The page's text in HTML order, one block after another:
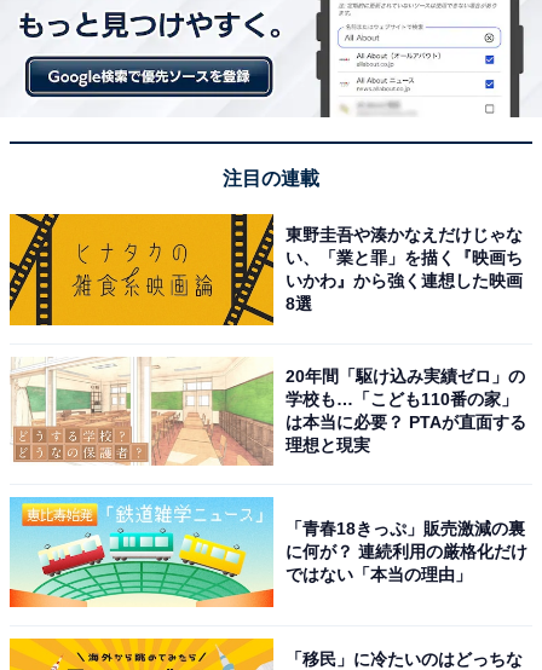
※回答者からのコメントは原文ママです
※記事内容は執筆時点のものです。最新の内容をご確認
ください
7位までのランキング結果を見る
こちらもおすすめ
注目の連載
東野圭吾や湊かなえだけじゃな
い、「業と罪」を描く『映画ち
いかわ』から強く連想した映画
8選
20年間「駆け込み実績ゼロ」の
学校も…「こども110番の家」
は本当に必要？ PTAが直面する
理想と現実
「青春18きっぷ」販売激減の裏
に何が？ 連続利用の厳格化だけ
ではない「本当の理由」
「移民」に冷たいのはどっちな